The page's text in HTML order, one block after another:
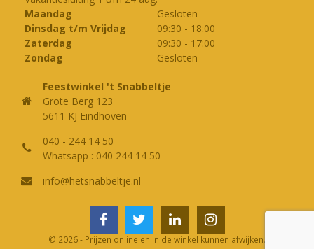
Maandag
Gesloten
Dinsdag t/m Vrijdag
09:30 - 18:00
Zaterdag
09:30 - 17:00
Zondag
Gesloten
Feestwinkel 't Snabbeltje
Grote Berg 123
5611 KJ Eindhoven
040 - 244 14 50
Whatsapp : 040 244 14 50
info@hetsnabbeltje.nl
© 2026 - Prijzen online en in de winkel kunnen afwijken.